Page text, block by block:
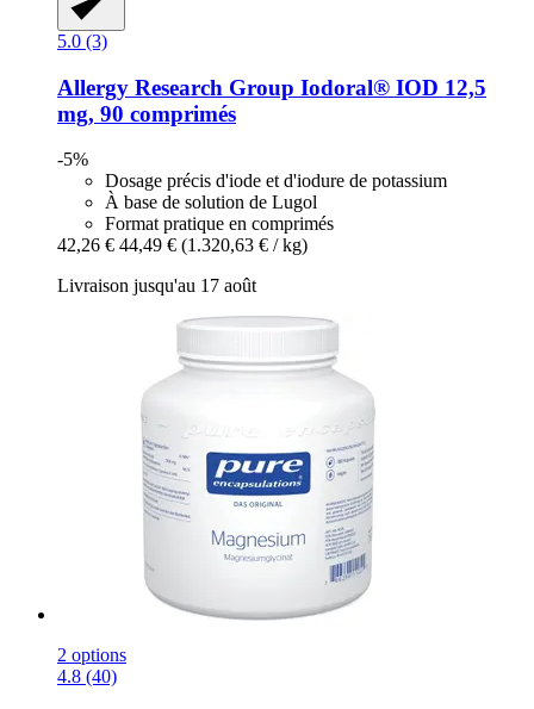
5.0 (3)
Allergy Research Group Iodoral® IOD 12,5
mg, 90 comprimés
-5%
Dosage précis d'iode et d'iodure de potassium
À base de solution de Lugol
Format pratique en comprimés
42,26 € 44,49 € (1.320,63 € / kg)
Livraison jusqu'au 17 août
2 options
4.8 (40)